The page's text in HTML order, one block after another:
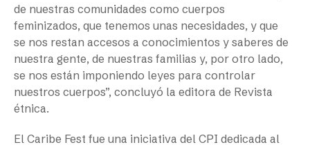
de nuestras comunidades como cuerpos
feminizados, que tenemos unas necesidades, y que
se nos restan accesos a conocimientos y saberes de
nuestra gente, de nuestras familias y, por otro lado,
se nos están imponiendo leyes para controlar
nuestros cuerpos”, concluyó la editora de Revista
étnica.
El Caribe Fest fue una iniciativa del CPI dedicada al